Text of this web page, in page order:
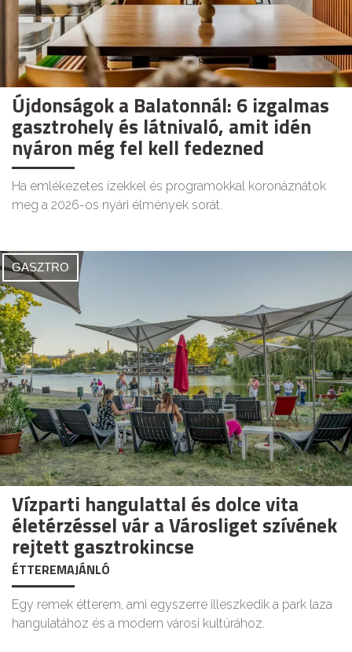
Újdonságok a Balatonnál: 6 izgalmas
gasztrohely és látnivaló, amit idén
nyáron még fel kell fedezned
Ha emlékezetes ízekkel és programokkal koronáznátok
meg a 2026-os nyári élmények sorát.
GASZTRO
Vízparti hangulattal és dolce vita
életérzéssel vár a Városliget szívének
rejtett gasztrokincse
ÉTTEREMAJÁNLÓ
Egy remek étterem, ami egyszerre illeszkedik a park laza
hangulatához és a modern városi kultúrához.